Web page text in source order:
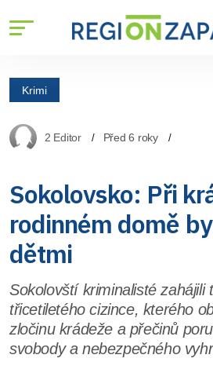
Krimi
2 Editor Před 6 roky
Sokolovsko: Při
rodinném domě
dětmi
Sokolovští kriminalisté
třicetiletého cizince, kterého
zločinu krádeže a přečinů
svobody a nebezpečného